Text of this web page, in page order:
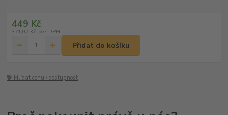
449 Kč
371,07 Kč bez DPH
Přidat do košíku
🐕 Hlídat cenu / dostupnost